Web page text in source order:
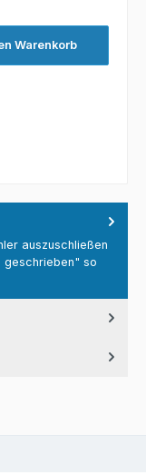
Warenkorb
auszuschließen
geschrieben" so